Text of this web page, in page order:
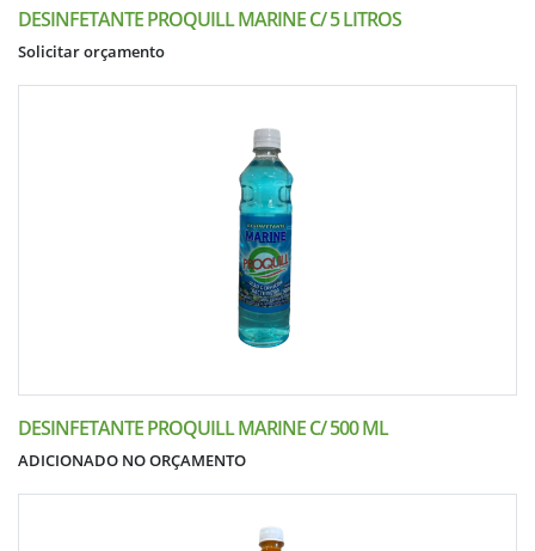
DESINFETANTE PROQUILL MARINE C/ 5 LITROS
Solicitar orçamento
DESINFETANTE PROQUILL MARINE C/ 500 ML
ADICIONADO NO ORÇAMENTO